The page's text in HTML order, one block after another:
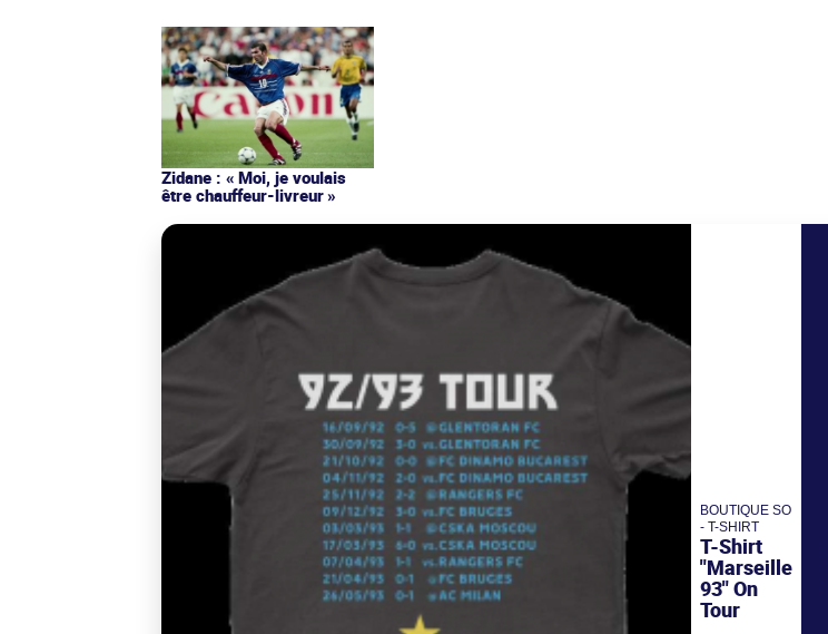
Zidane : « Moi, je voulais
être chauffeur-livreur »
BOUTIQUE SO
- T-SHIRT
T-Shirt
"Marseille
93" On
Tour